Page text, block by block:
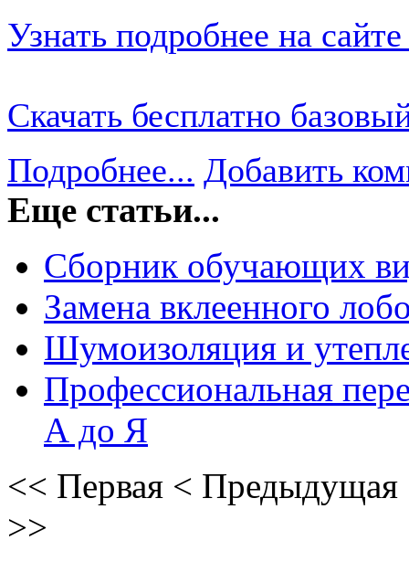
Узнать подробнее на
Скачать бесплатно
Подробнее... Добавить
Еще статьи...
Сборник обучающих
Замена вклеенного
Шумоизоляция и
Профессиональная
А до Я
<< Первая < Предыдущая
>>